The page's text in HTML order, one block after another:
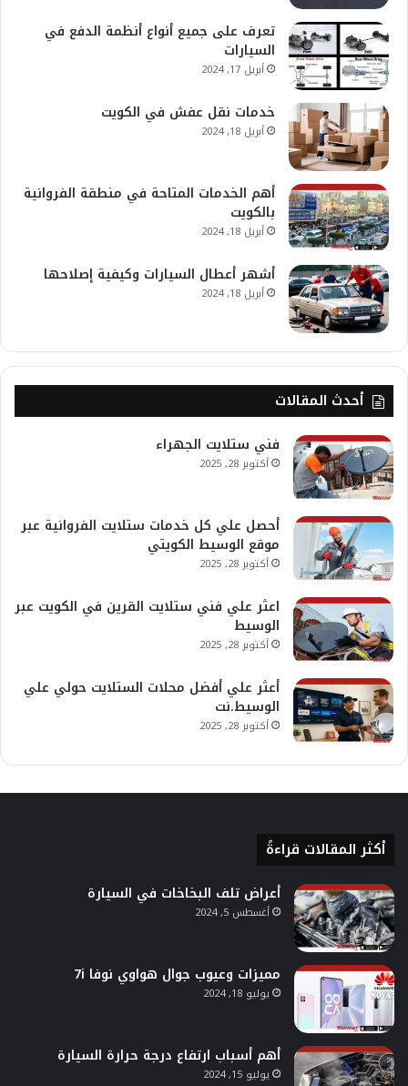
تعرف على جميع أنواع أنظمة الدفع في
السيارات
أبريل 17, 2024
خدمات نقل عفش في الكويت
أبريل 18, 2024
أهم الخدمات المتاحة في منطقة الفروانية
بالكويت
أبريل 18, 2024
أشهر أعطال السيارات وكيفية إصلاحها
أبريل 18, 2024
أحدث المقالات
فني ستلايت الجهراء
أكتوبر 28, 2025
أحصل علي كل خدمات ستلايت الفروانية عبر
موقع الوسيط الكويتي
أكتوبر 28, 2025
اعثر علي فني ستلايت القرين في الكويت عبر
الوسيط
أكتوبر 28, 2025
أعثر علي أفضل محلات الستلايت حولي علي
الوسيط.نت
أكتوبر 28, 2025
أكثر المقالات قراءةً
أعراض تلف البخاخات في السيارة
أغسطس 5, 2024
مميزات وعيوب جوال هواوي نوفا 7i
يوليو 18, 2024
أهم أسباب ارتفاع درجة حرارة السيارة
يوليو 15, 2024